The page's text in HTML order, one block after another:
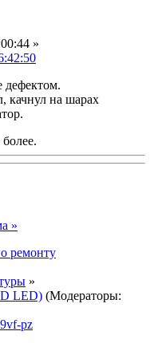
»
дефектом.
качнул на шарах
»
ремонту
»
LED) (Модераторы:
pz